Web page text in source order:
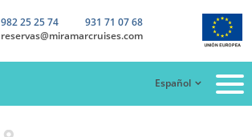
982 25 25 74
931 71 07 68
reservas@miramarcruises.com
Español